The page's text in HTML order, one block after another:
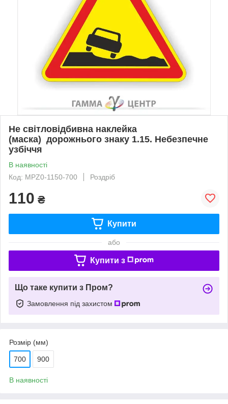
Не світловідбивна наклейка
(маска) дорожнього знаку 1.15. Небезпечне
узбіччя
В наявності
Код: MPZ0-1150-700
Роздріб
110 ₴
Купити
або
Купити з
Що таке купити з Пром?
Замовлення під захистом
Розмір (мм)
700 900
В наявності